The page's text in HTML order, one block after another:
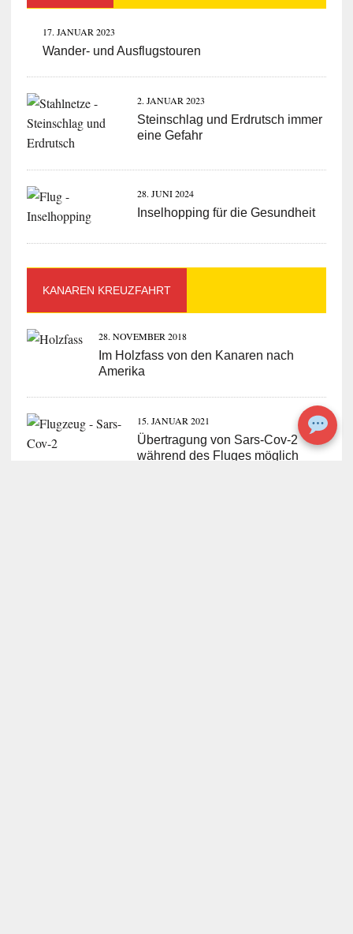
17. JANUAR 2023
Wander- und Ausflugstouren
2. JANUAR 2023
Steinschlag und Erdrutsch immer
eine Gefahr
28. JUNI 2024
Inselhopping für die Gesundheit
KANAREN KREUZFAHRT
28. NOVEMBER 2018
Im Holzfass von den Kanaren nach
Amerika
15. JANUAR 2021
Übertragung von Sars-Cov-2
während des Fluges möglich